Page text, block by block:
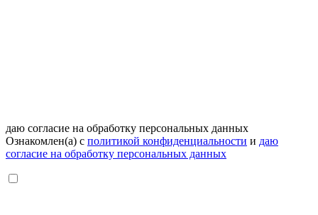
даю согласие на обработку персональных данных
Ознакомлен(а) с политикой конфиденциальности и даю
согласие на обработку персональных данных